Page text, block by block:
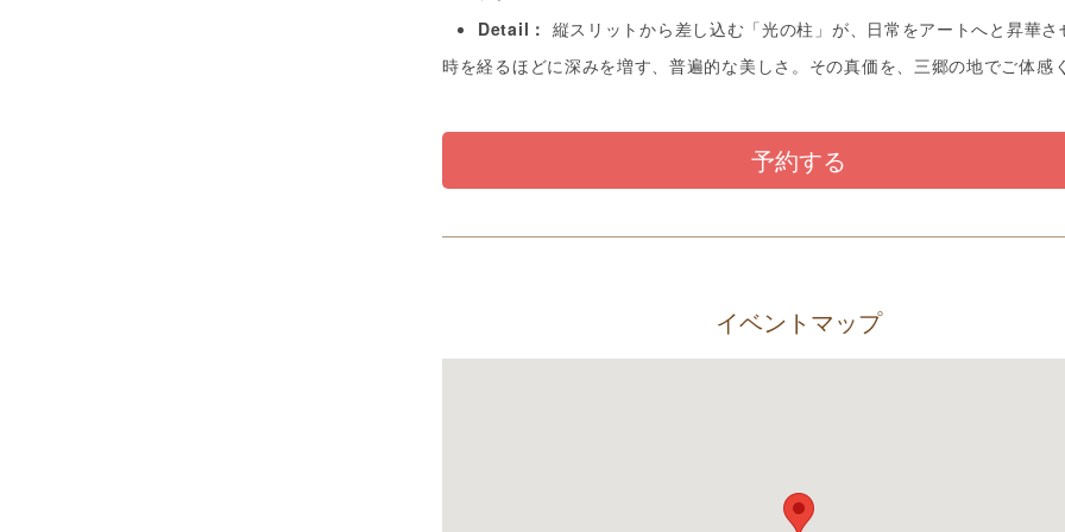
Detail： 縦スリットから差し込む「光の柱」が、日常をアートへと昇華さ
時を経るほどに深みを増す、普遍的な美しさ。その真価を、三郷の地でご体感
予約する
イベントマップ